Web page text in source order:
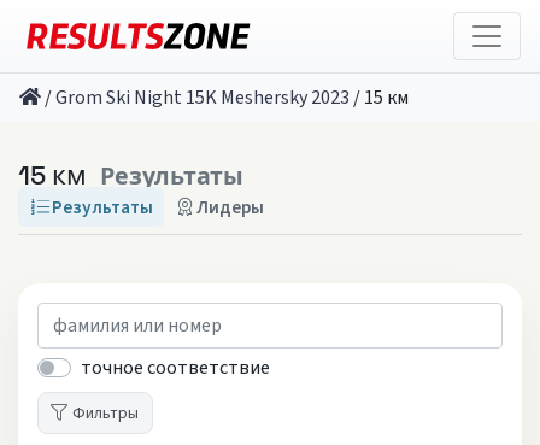
/Grom Ski Night 15K Meshersky 2023 /15 км
15 км Результаты
Результаты Лидеры
точное соответствие
Фильтры